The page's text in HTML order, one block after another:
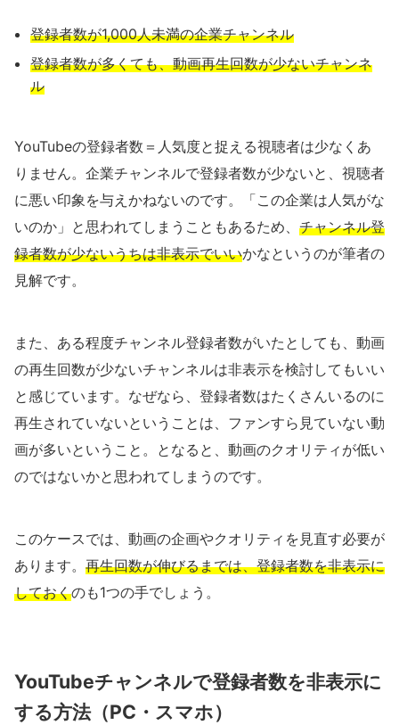
登録者数が1,000人未満の企業チャンネル
登録者数が多くても、動画再生回数が少ないチャンネ
ル
YouTubeの登録者数＝人気度と捉える視聴者は少なくあ
りません。企業チャンネルで登録者数が少ないと、視聴者
に悪い印象を与えかねないのです。「この企業は人気がな
いのか」と思われてしまうこともあるため、 チャンネル登
録者数が少ないうちは非表示でいいかなというのが筆者の
見解です。
また、ある程度チャンネル登録者数がいたとしても、動画
の再生回数が少ないチャンネルは非表示を検討してもいい
と感じています。なぜなら、登録者数はたくさんいるのに
再生されていないということは、ファンすら見ていない動
画が多いということ。となると、動画のクオリティが低い
のではないかと思われてしまうのです。
このケースでは、動画の企画やクオリティを見直す必要が
あります。 再生回数が伸びるまでは、登録者数を非表示に
しておくのも1つの手でしょう。
YouTubeチャンネルで登録者数を非表示に
する方法（PC・スマホ）